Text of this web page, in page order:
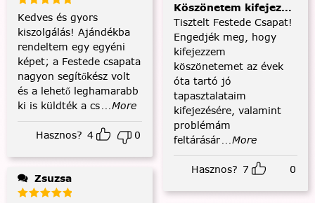
Kedves és gyors
kiszolgálás! Ajándékba
rendeltem egy egyéni
képet; a Festede csapata
nagyon segítőkész volt
és a lehető leghamarabb
ki is küldték a cs...More
Hasznos? 4 0
Zsuzsa
Köszönetem kifejezése
Tisztelt Festede Csapat!
Engedjék meg, hogy
kifejezzem
köszönetemet az évek
óta tartó jó
tapasztalataim
kifejezésére, valamint
problémám
feltárásár...More
Hasznos? 7 0